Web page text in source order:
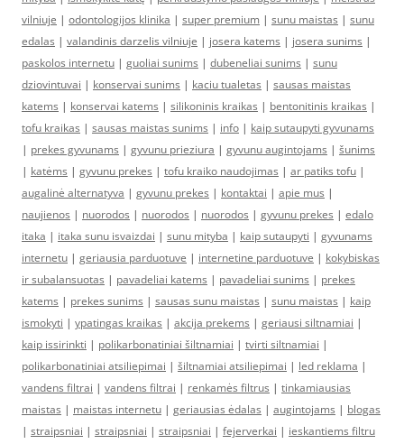
vilniuje | odontologijos klinika | super premium | sunu maistas | sunu
edalas | valandinis darzelis vilniuje | josera katems | josera sunims |
paskolos internetu | guoliai sunims | dubeneliai sunims | sunu
dziovintuvai | konservai sunims | kaciu tualetas | sausas maistas
katems | konservai katems | silikoninis kraikas | bentonitinis kraikas |
tofu kraikas | sausas maistas sunims | info | kaip sutaupyti gyvunams
| prekes gyvunams | gyvunu prieziura | gyvunu augintojams | šunims
| katėms | gyvunu prekes | tofu kraiko naudojimas | ar patiks tofu |
augalinė alternatyva | gyvunu prekes | kontaktai | apie mus |
naujienos | nuorodos | nuorodos | nuorodos | gyvunu prekes | edalo
itaka | itaka sunu isvaizdai | sunu mityba | kaip sutaupyti | gyvunams
internetu | geriausia parduotuve | internetine parduotuve | kokybiskas
ir subalansuotas | pavadeliai katems | pavadeliai sunims | prekes
katems | prekes sunims | sausas sunu maistas | sunu maistas | kaip
ismokyti | ypatingas kraikas | akcija prekems | geriausi siltnamiai |
kaip issirinkti | polikarbonatiniai šiltnamiai | tvirti siltnamiai |
polikarbonatiniai atsiliepimai | šiltnamiai atsiliepimai | led reklama |
vandens filtrai | vandens filtrai | renkamės filtrus | tinkamiausias
maistas | maistas internetu | geriausias ėdalas | augintojams | blogas
| straipsniai | straipsniai | straipsniai | fejerverkai | ieskantiems filtru